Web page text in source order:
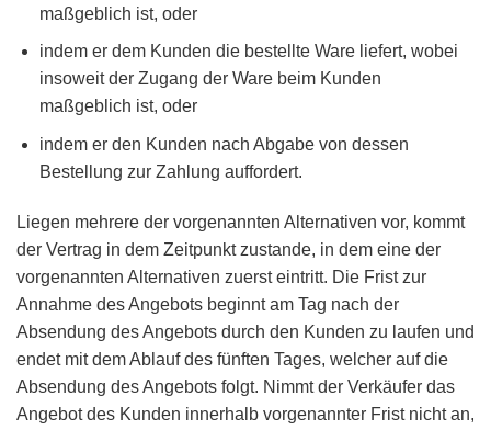
maßgeblich ist, oder
indem er dem Kunden die bestellte Ware liefert, wobei
insoweit der Zugang der Ware beim Kunden
maßgeblich ist, oder
indem er den Kunden nach Abgabe von dessen
Bestellung zur Zahlung auffordert.
Liegen mehrere der vorgenannten Alternativen vor, kommt
der Vertrag in dem Zeitpunkt zustande, in dem eine der
vorgenannten Alternativen zuerst eintritt. Die Frist zur
Annahme des Angebots beginnt am Tag nach der
Absendung des Angebots durch den Kunden zu laufen und
endet mit dem Ablauf des fünften Tages, welcher auf die
Absendung des Angebots folgt. Nimmt der Verkäufer das
Angebot des Kunden innerhalb vorgenannter Frist nicht an,